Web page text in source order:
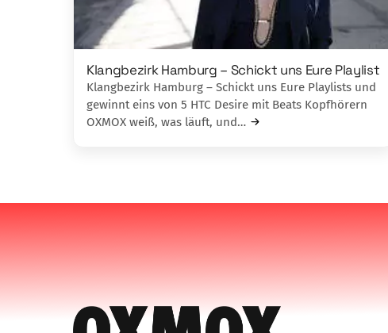
Klangbezirk Hamburg – Schickt uns Eure Playlist
Klangbezirk Hamburg – Schickt uns Eure Playlists und
gewinnt eins von 5 HTC Desire mit Beats Kopfhörern
OXMOX weiß, was läuft, und…